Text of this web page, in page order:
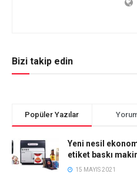
Bizi takip edin
Popüler Yazılar
Yeni nesil
etiket baskı
15 MAYIS 2021